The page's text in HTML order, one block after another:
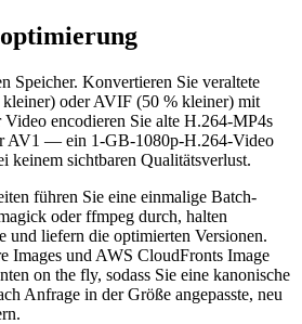
Speicher. Konvertieren Sie veraltete
kleiner) oder AVIF (50 % kleiner) mit
Video encodieren Sie alte H.264-MP4s
AV1 — ein 1-GB-1080p-H.264-Video
sichtbaren Qualitätsverlust.
führen Sie eine einmalige Batch-
oder ffmpeg durch, halten
und liefern die optimierten Versionen.
Images und AWS CloudFronts Image
on the fly, sodass Sie eine kanonische
Anfrage in der Größe angepasste, neu